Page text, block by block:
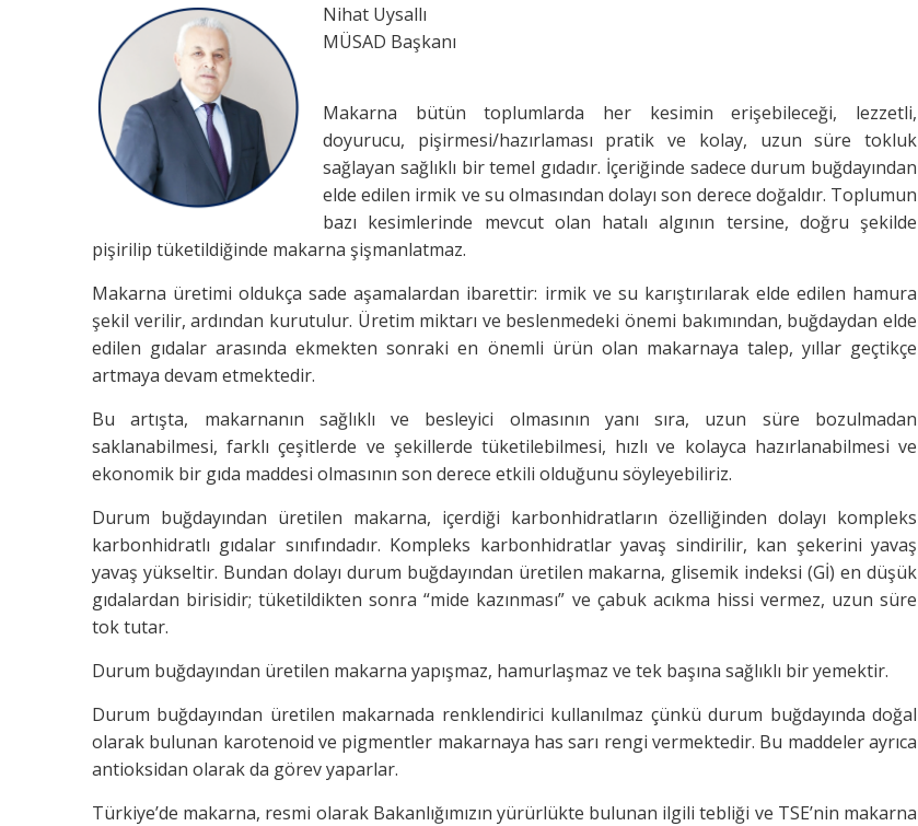
Nihat Uysallı
MÜSAD Başkanı
Makarna bütün toplumlarda her kesimin erişebileceği, lezzetli,
doyurucu, pişirmesi/hazırlaması pratik ve kolay, uzun süre tokluk
sağlayan sağlıklı bir temel gıdadır. İçeriğinde sadece durum buğdayından
elde edilen irmik ve su olmasından dolayı son derece doğaldır. Toplumun
bazı kesimlerinde mevcut olan hatalı algının tersine, doğru şekilde
pişirilip tüketildiğinde makarna şişmanlatmaz.
Makarna üretimi oldukça sade aşamalardan ibarettir: irmik ve su karıştırılarak elde edilen hamura
şekil verilir, ardından kurutulur. Üretim miktarı ve beslenmedeki önemi bakımından, buğdaydan elde
edilen gıdalar arasında ekmekten sonraki en önemli ürün olan makarnaya talep, yıllar geçtikçe
artmaya devam etmektedir.
Bu artışta, makarnanın sağlıklı ve besleyici olmasının yanı sıra, uzun süre bozulmadan
saklanabilmesi, farklı çeşitlerde ve şekillerde tüketilebilmesi, hızlı ve kolayca hazırlanabilmesi ve
ekonomik bir gıda maddesi olmasının son derece etkili olduğunu söyleyebiliriz.
Durum buğdayından üretilen makarna, içerdiği karbonhidratların özelliğinden dolayı kompleks
karbonhidratlı gıdalar sınıfındadır. Kompleks karbonhidratlar yavaş sindirilir, kan şekerini yavaş
yavaş yükseltir. Bundan dolayı durum buğdayından üretilen makarna, glisemik indeksi (Gİ) en düşük
gıdalardan birisidir; tüketildikten sonra “mide kazınması” ve çabuk acıkma hissi vermez, uzun süre
tok tutar.
Durum buğdayından üretilen makarna yapışmaz, hamurlaşmaz ve tek başına sağlıklı bir yemektir.
Durum buğdayından üretilen makarnada renklendirici kullanılmaz çünkü durum buğdayında doğal
olarak bulunan karotenoid ve pigmentler makarnaya has sarı rengi vermektedir. Bu maddeler ayrıca
antioksidan olarak da görev yaparlar.
Türkiye’de makarna, resmi olarak Bakanlığımızın yürürlükte bulunan ilgili tebliği ve TSE’nin makarna